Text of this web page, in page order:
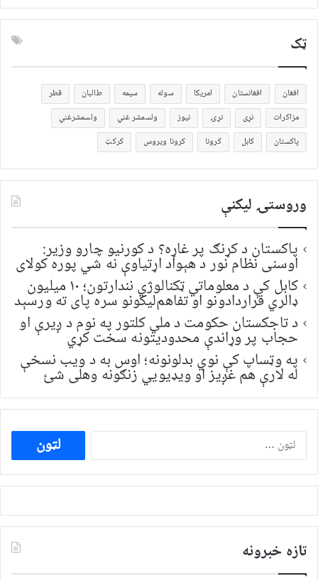
ټک
افغان افغانستان امریکا سوله سیمه طالبان
قطر
مزاکرات
نړی نړۍ نیوز ولسمشر غني
ولسمشرغني
پاکستان
کابل کرونا کرونا ویروس کرکټ
وروستۍ ليکنې
پاکستان د کړنګ پر غاړه؟ د کورنیو چارو وزیر:
اوسنی نظام نور د هېواد اړتیاوې نه شي پوره کولای
کابل کې د معلوماتي ټکنالوژي نندارتون؛ ۱۰ میلیون
ډالري قراردادونو او تفاهم‌لیکونو سره پای ته ورسېد
د تاجکستان حکومت د ملي کلتور په نوم د ږیرې او
حجاب پر وړاندې محدودیتونه سخت کړي
په وټساپ کې نوي بدلونونه؛ اوس به د ویب نسخې
له لارې هم غږیز او ویډیويي زنګونه وهلی شئ
ددی
لپاره
لټون:
تازه خبرونه